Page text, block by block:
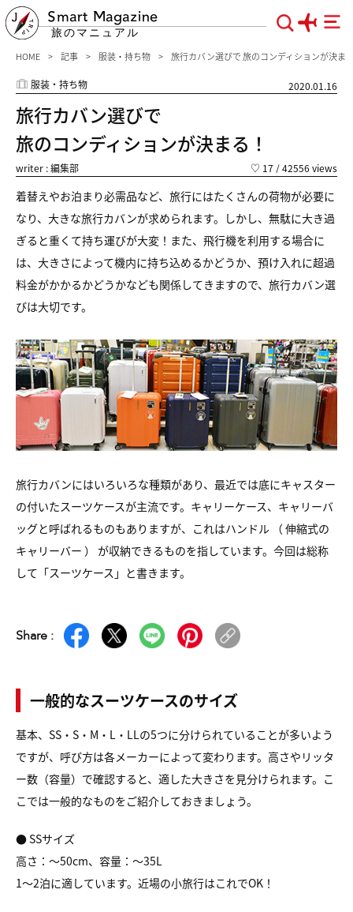
Smart Magazine
旅のマニュアル
HOME 記事 服装・持ち物 旅行カバン選びで 旅のコンディションが決ま
服装・持ち物 2020.01.16
旅行カバン選びで
旅のコンディションが決まる！
writer : 編集部 ♡ 17 / 42556 views
着替えやお泊まり必需品など、旅行にはたくさんの荷物が必要に
なり、 大きな旅行カバンが求められます。 しかし、無駄に大き過
ぎると重くて持ち運びが大変！ また、飛行機を利用する場合に
は、大きさによって機内に持ち込めるかどうか、預け入れに超過
料金がかかるかどうかなども関係してきますので、 旅行カバン選
びは大切です。
旅行カバンにはいろいろな種類があり、 最近では底にキャスター
の付いたスーツケースが主流です。 キャリーケース、キャリーバ
ッグと呼ばれるものもありますが、 これはハンドル （ 伸縮式の
キャリーバー ） が収納できるものを指しています。今回は総称
して「スーツケース」と書きます。
Share :
一般的なスーツケースのサイズ
基本、SS・S・M・L・LLの5つに分けられていることが多いよう
ですが、 呼び方は各メーカーによって変わります。 高さやリッタ
ー数（容量）で確認すると、適した大きさを見分けられます。 こ
こでは一般的なものをご紹介しておきましょう。
● SSサイズ
高さ：～50cm、容量：～35L
1～2泊に適しています。近場の小旅行はこれでOK！